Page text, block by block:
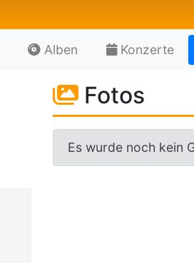
Alben Konzerte
Fotos
Es wurde noch kein